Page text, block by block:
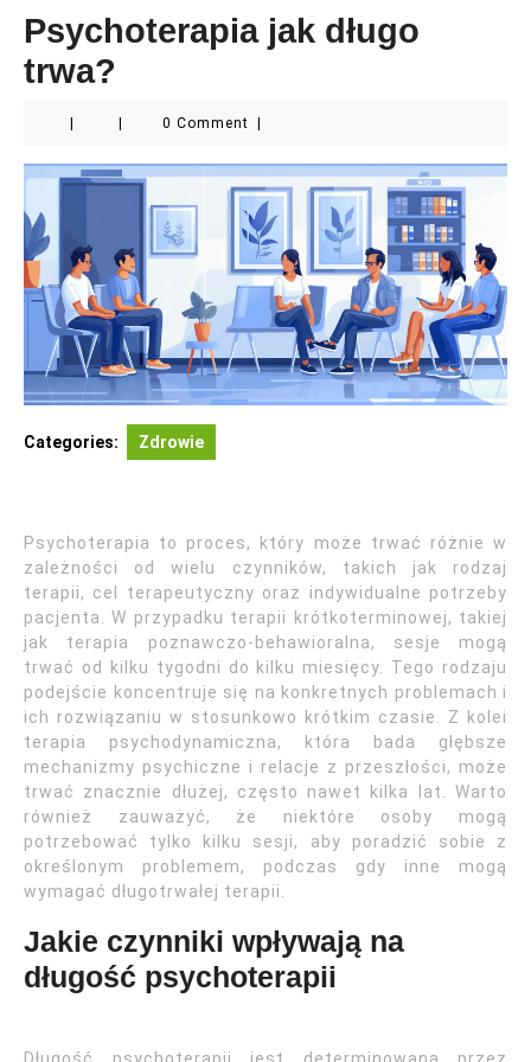
Psychoterapia jak długo
trwa?
0 Comment
Categories: Zdrowie
Psychoterapia to proces, który może trwać różnie w
zależności od wielu czynników, takich jak rodzaj
terapii, cel terapeutyczny oraz indywidualne potrzeby
pacjenta. W przypadku terapii krótkoterminowej, takiej
jak terapia poznawczo-behawioralna, sesje mogą
trwać od kilku tygodni do kilku miesięcy. Tego rodzaju
podejście koncentruje się na konkretnych problemach i
ich rozwiązaniu w stosunkowo krótkim czasie. Z kolei
terapia psychodynamiczna, która bada głębsze
mechanizmy psychiczne i relacje z przeszłości, może
trwać znacznie dłużej, często nawet kilka lat. Warto
również zauważyć, że niektóre osoby mogą
potrzebować tylko kilku sesji, aby poradzić sobie z
określonym problemem, podczas gdy inne mogą
wymagać długotrwałej terapii.
Jakie czynniki wpływają na
długość psychoterapii